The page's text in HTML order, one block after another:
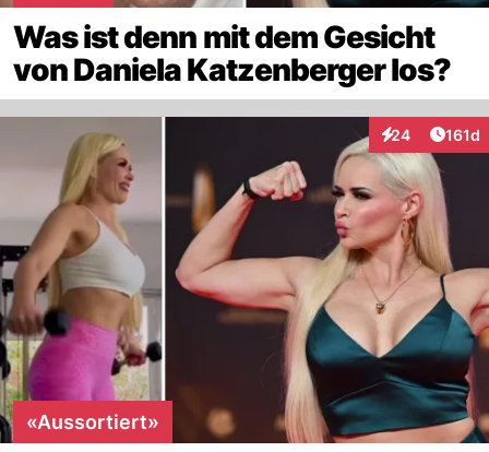
Was ist denn mit dem Gesicht
von Daniela Katzenberger los?
24
Interaktionen
161d
«Aussortiert»